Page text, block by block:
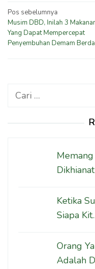
Navigasi
pos
Pos sebelumnya
Musim DBD, Inilah 3
Yang Dapat Mempercepat
Penyembuhan Demam
Cari
Ketika
Siapa
Orang
Adalah